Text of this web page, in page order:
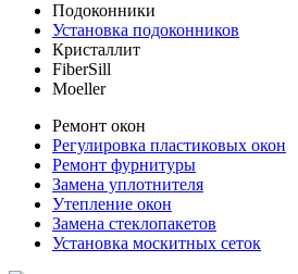
Подоконники
Установка подоконников
Кристаллит
FiberSill
Moeller
Ремонт окон
Регулировка пластиковых окон
Ремонт фурнитуры
Замена уплотнителя
Утепление окон
Замена стеклопакетов
Установка москитных сеток